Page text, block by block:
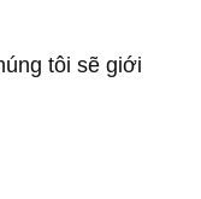
tôi sẽ giới